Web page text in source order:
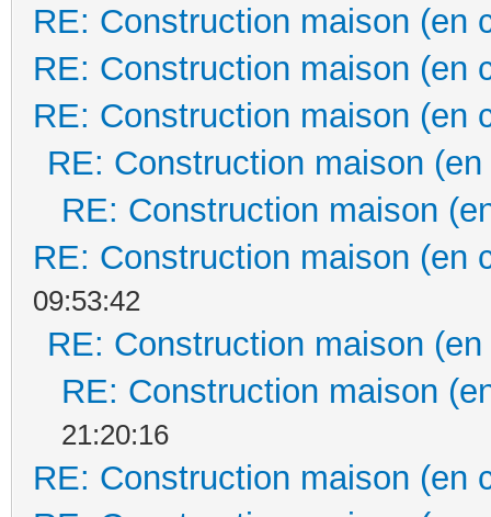
RE: Construction maison (en
RE: Construction maison (en
RE: Construction maison (en
RE: Construction maison
RE: Construction maison
RE: Construction maison (en
09:53:42
RE: Construction maison
RE: Construction maison
21:20:16
RE: Construction maison (en